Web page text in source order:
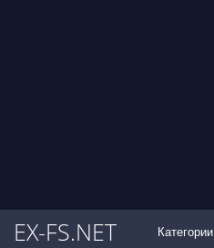
EX-FS.NET Категории